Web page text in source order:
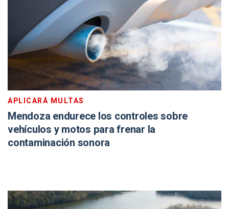
APLICARÁ MULTAS
Mendoza endurece los controles sobre
vehículos y motos para frenar la
contaminación sonora